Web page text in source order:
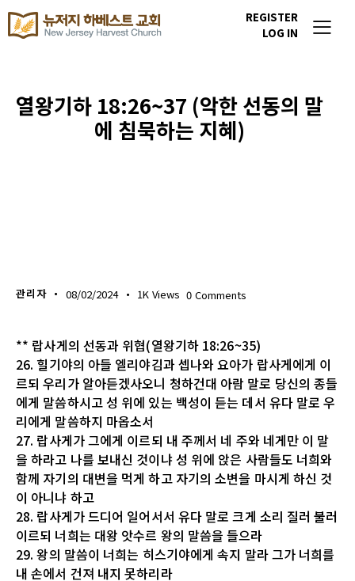
REGISTER
LOG IN
열왕기하 18:26~37 (악한 선동의 말
에 침묵하는 지혜)
관리자 08/02/2024 1K Views 0 Comments
** 랍사게의 선동과 위협(열왕기하 18:26~35)
26. 힐기야의 아들 엘리야김과 셉나와 요아가 랍사게에게 이
르되 우리가 알아듣겠사오니 청하건대 아람 말로 당신의 종들
에게 말씀하시고 성 위에 있는 백성이 듣는 데서 유다 말로 우
리에게 말씀하지 마옵소서
27. 랍사게가 그에게 이르되 내 주께서 네 주와 네게만 이 말
을 하라고 나를 보내신 것이냐 성 위에 앉은 사람들도 너희와
함께 자기의 대변을 먹게 하고 자기의 소변을 마시게 하신 것
이 아니냐 하고
28. 랍사게가 드디어 일어서서 유다 말로 크게 소리 질러 불러
이르되 너희는 대왕 앗수르 왕의 말씀을 들으라
29. 왕의 말씀이 너희는 히스기야에게 속지 말라 그가 너희를
내 손에서 건져 내지 못하리라